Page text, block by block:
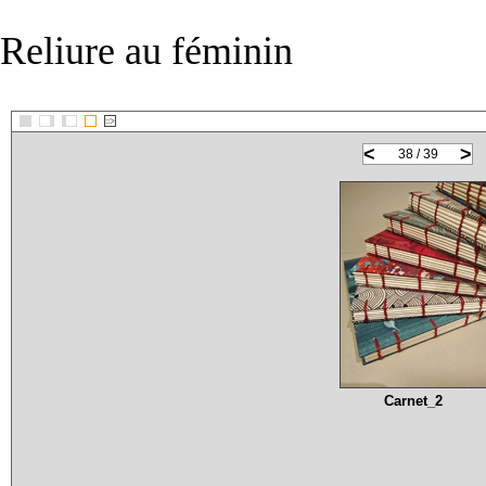
Reliure au féminin
::>
< >
38 / 39
Carnet_2